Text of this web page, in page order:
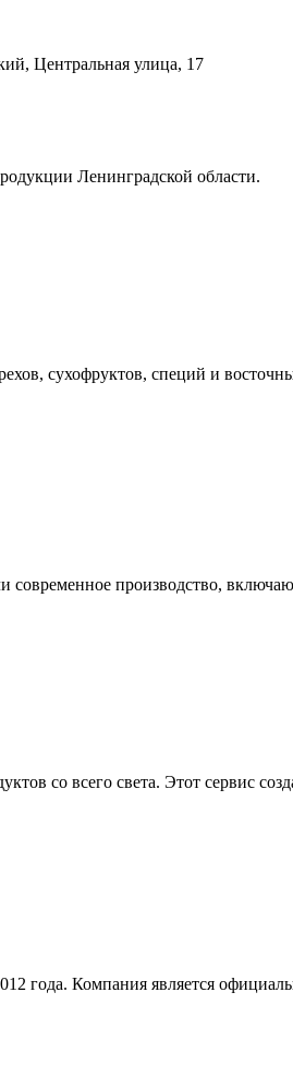
Центральная улица, 17
Ленинградской области.
сухофруктов, специй и
производство,
со всего света. Этот сервис
года. Компания является